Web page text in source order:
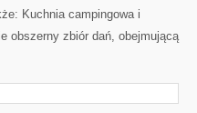
Kuchnia campingowa i
obszerny zbiór dań, obejmującą